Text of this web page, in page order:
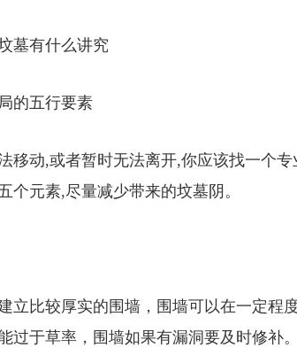
墓有什么讲究
的五行要素
移动,或者暂时无法离开,你应该找一个
个元素,尽量减少带来的坟墓阴。
立比较厚实的围墙，围墙可以在一定程
过于草率，围墙如果有漏洞要及时修补。